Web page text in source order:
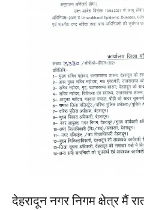
देहरादून नगर निगम क्षेत्र मैं